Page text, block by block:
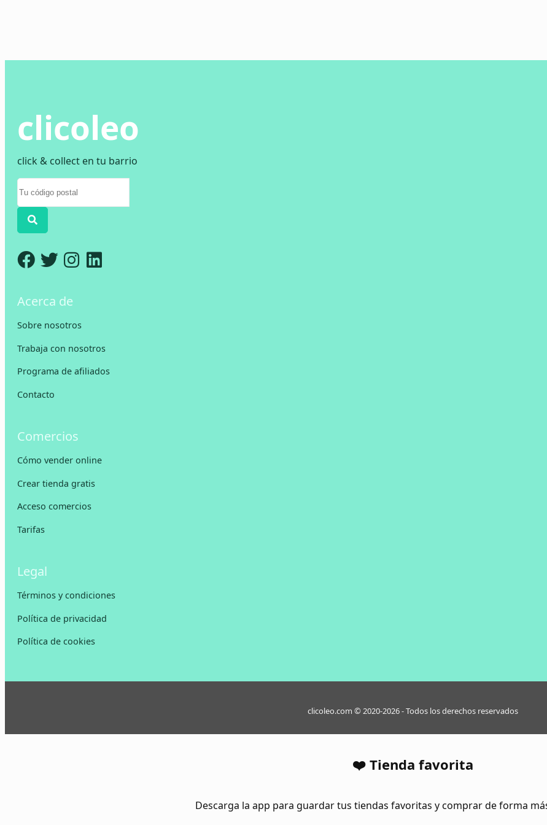
clicoleo
click & collect en tu barrio
Acerca de
Sobre nosotros
Trabaja con nosotros
Programa de afiliados
Contacto
Comercios
Cómo vender online
Crear tienda gratis
Acceso comercios
Tarifas
Legal
Términos y condiciones
Política de privacidad
Política de cookies
clicoleo.com © 2020-2026 - Todos los derechos reservados
❤️ Tienda favorita
Descarga la app para guardar tus tiendas favoritas y comprar de forma